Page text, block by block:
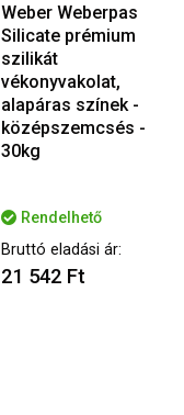
Weber Weberpas
Silicate prémium
szilikát
vékonyvakolat,
alapáras színek -
középszemcsés -
30kg
Rendelhető
Bruttó eladási ár:
21 542 Ft